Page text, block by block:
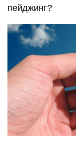
пейджинг?